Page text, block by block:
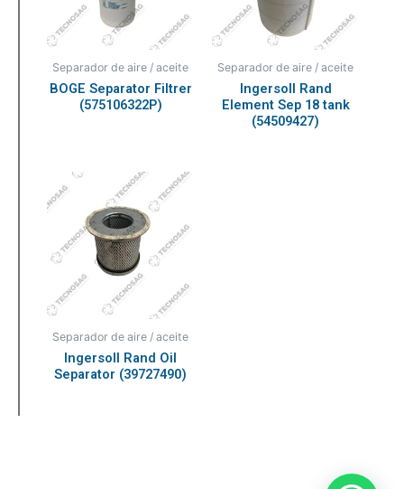
Separador de aire / aceite
BOGE Separator Filtrer
(575106322P)
Separador de aire / aceite
Ingersoll Rand
Element Sep 18 tank
(54509427)
Separador de aire / aceite
Ingersoll Rand Oil
Separator (39727490)